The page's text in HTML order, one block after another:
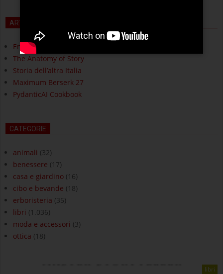
ARTICOLI RECENTI
Empirismo eretico
The Anatomy of Story
Storia dell’altra Italia
Maximum Berserk 27
PydanticAI Cookbook
CATEGORIE
animali (32)
benessere (17)
casa e giardino (16)
cibo e bevande (18)
erboristeria (35)
libri (1.036)
moda e accessori (3)
ottica (18)
libri